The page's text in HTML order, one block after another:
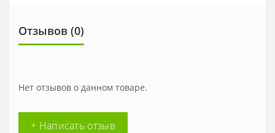
Отзывов (0)
Нет отзывов о данном товаре.
+ Написать отзыв